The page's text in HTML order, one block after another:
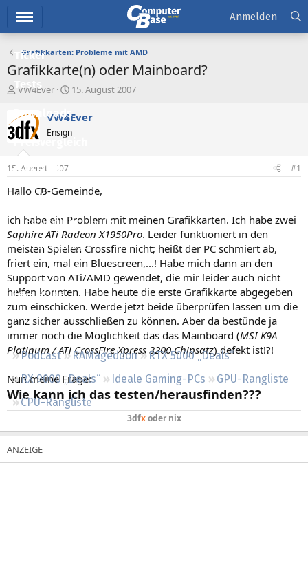
Ticker
Tests
Downloads
Preisvergleich
Forum
Aktuelles
Empfohlene Inhalte
Neue Beiträge
Neueste Aktivitäten
Leserartikel
Regeln
Podcast RAMageddon
RTX 5000 „Deals“
RX 9000 „Deals“
Ideale Gaming-PCs
GPU-Rangliste
CPU-Rangliste
Anmelden
Grafikkarten: Probleme mit AMD
Grafikkarte(n) oder Mainboard?
E
s
t
e
e
r
VW4Ever
E
s
e
t
a
15. August 2007
VW4Ever
Ensign
15. August 2007 #1
Hallo CB-Gemeinde,
ich habe ein Problem mit meinen Grafikkarten. Ich habe zwei
Saphire ATi Radeon X1950Pro. Leider funktioniert in den
meisten Spielen Crossfire nicht; heißt der PC schmiert ab,
friert ein, mal ein Bluescreen,...! Habe mich dann an den
Support von ATi/AMD gewendet, die mir leider auch nicht
helfen konnten. Habe heute die erste Grafikkarte abgegeben
zum einschicken. Werde jetzt beide überprüfen lassen um die
ganz sicher ausschließen zu können. Aber da bestünde ja
immer noch die Möglichkeit das das Mainboard (MSI K9A
Platinum / ATi CrossFire Xpress 3200 Chipsatz) defekt ist!?!
Nun meine Frage:
Wie kann ich das testen/herausfinden???
3dfxoder nix